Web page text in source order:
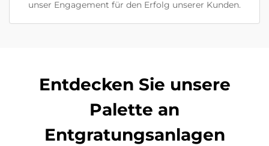
unser Engagement für den Erfolg unserer Kunden.
Entdecken Sie unsere
Palette an
Entgratungsanlagen